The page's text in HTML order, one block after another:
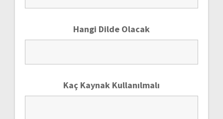
Hangi Dilde Olacak
Kaç Kaynak Kullanılmalı